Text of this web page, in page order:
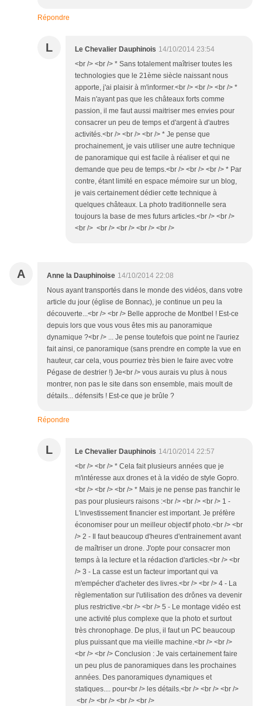
Répondre
L Le Chevalier Dauphinois 14/10/2014 23:54
<br /> <br /> * Sans totalement maîtriser toutes les
technologies que le 21ème siècle naissant nous
apporte, j'ai plaisir à m'informer.<br /> <br /> <br /> *
Mais n'ayant pas que les châteaux forts comme
passion, il me faut aussi maitriser mes envies pour
consacrer un peu de temps et d'argent à d'autres
activités.<br /> <br /> <br /> * Je pense que
prochainement, je vais utiliser une autre technique
de panoramique qui est facile à réaliser et qui ne
demande que peu de temps.<br /> <br /> <br /> * Par
contre, étant limité en espace mémoire sur un blog,
je vais certainement dédier cette technique à
quelques châteaux. La photo traditionnelle sera
toujours la base de mes futurs articles.<br /> <br />
<br /> <br /> <br /> <br /> <br />
A Anne la Dauphinoise 14/10/2014 22:08
Nous ayant transportés dans le monde des vidéos, dans votre
article du jour (église de Bonnac), je continue un peu la
découverte...<br /> <br /> Belle approche de Montbel ! Est-ce
depuis lors que vous vous êtes mis au panoramique
dynamique ?<br /> ... Je pense toutefois que point ne l'auriez
fait ainsi, ce panoramique (sans prendre en compte la vue en
hauteur, car cela, vous pourriez très bien le faire avec votre
Pégase de destrier !) Je<br /> vous aurais vu plus à nous
montrer, non pas le site dans son ensemble, mais moult de
détails... défensifs ! Est-ce que je brûle ?
Répondre
L Le Chevalier Dauphinois 14/10/2014 22:57
<br /> <br /> * Cela fait plusieurs années que je
m'intéresse aux drones et à la vidéo de style Gopro.
<br /> <br /> <br /> * Mais je ne pense pas franchir le
pas pour plusieurs raisons :<br /> <br /> <br /> 1 -
L'investissement financier est important. Je préfère
économiser pour un meilleur objectif photo.<br /> <br
/> 2 - Il faut beaucoup d'heures d'entrainement avant
de maîtriser un drone. J'opte pour consacrer mon
temps à la lecture et la rédaction d'articles.<br /> <br
/> 3 - La casse est un facteur important qui va
m'empécher d'acheter des livres.<br /> <br /> 4 - La
règlementation sur l'utilisation des drônes va devenir
plus restrictive.<br /> <br /> 5 - Le montage vidéo est
une activité plus complexe que la photo et surtout
très chronophage. De plus, il faut un PC beaucoup
plus puissant que ma vieille machine.<br /> <br />
<br /> <br /> Conclusion : Je vais certainement faire
un peu plus de panoramiques dans les prochaines
années. Des panoramiques dynamiques et
statiques.... pour<br /> les détails.<br /> <br /> <br />
<br /> <br /> <br /> <br />